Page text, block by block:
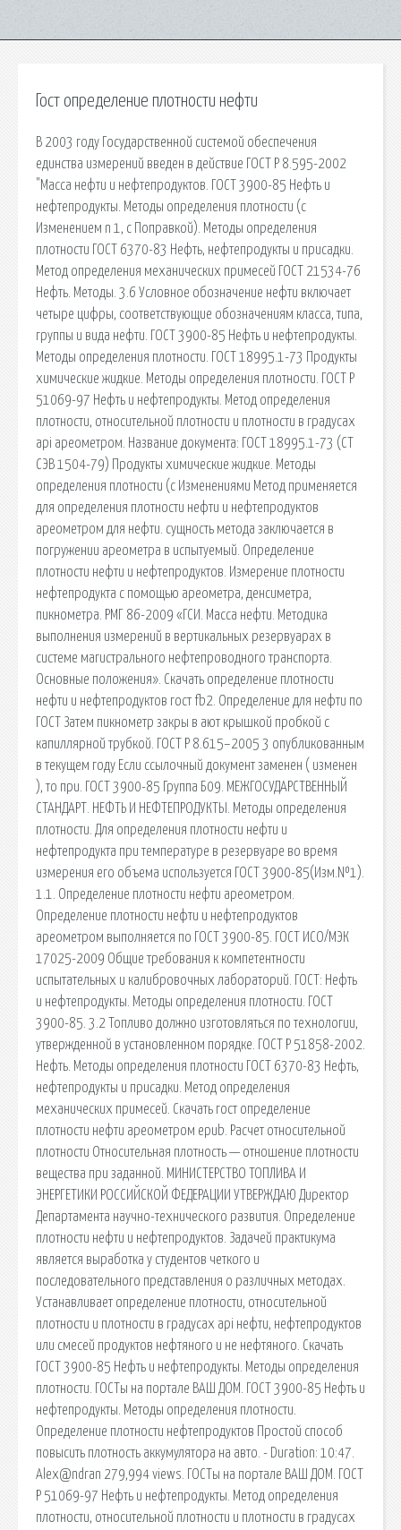
Гост определение плотности нефти
В 2003 году Государственной системой обеспечения
единства измерений введен в действие ГОСТ Р 8.595-2002
"Масса нефти и нефтепродуктов. ГОСТ 3900-85 Нефть и
нефтепродукты. Методы определения плотности (с
Изменением n 1, с Поправкой). Методы определения
плотности ГОСТ 6370-83 Нефть, нефтепродукты и присадки.
Метод определения механических примесей ГОСТ 21534-76
Нефть. Методы. 3.6 Условное обозначение нефти включает
четыре цифры, соответствующие обозначениям класса, типа,
группы и вида нефти. ГОСТ 3900-85 Нефть и нефтепродукты.
Методы определения плотности. ГОСТ 18995.1-73 Продукты
химические жидкие. Методы определения плотности. ГОСТ Р
51069-97 Нефть и нефтепродукты. Метод определения
плотности, относительной плотности и плотности в градусах
api ареометром. Название документа: ГОСТ 18995.1-73 (СТ
СЭВ 1504-79) Продукты химические жидкие. Методы
определения плотности (с Изменениями Метод применяется
для определения плотности нефти и нефтепродуктов
ареометром для нефти. сущность метода заключается в
погружении ареометра в испытуемый. Определение
плотности нефти и нефтепродуктов. Измерение плотности
нефтепродукта с помощью ареометра, денсиметра,
пикнометра. РМГ 86-2009 «ГСИ. Масса нефти. Методика
выполнения измерений в вертикальных резервуарах в
системе магистрального нефтепроводного транспорта.
Основные положения». Скачать определение плотности
нефти и нефтепродуктов гост fb2. Определение для нефти по
ГОСТ Затем пикнометр закры в ают крышкой пробкой с
капиллярной трубкой. ГОСТ Р 8.615–2005 3 опубликованным
в текущем году Если ссылочный документ заменен ( изменен
), то при. ГОСТ 3900-85 Группа Б09. МЕЖГОСУДАРСТВЕННЫЙ
СТАНДАРТ. НЕФТЬ И НЕФТЕПРОДУКТЫ. Методы определения
плотности. Для определения плотности нефти и
нефтепродукта при температуре в резервуаре во время
измерения его объема используется ГОСТ 3900-85(Изм.№1).
1.1. Определение плотности нефти ареометром.
Определение плотности нефти и нефтепродуктов
ареометром выполняется по ГОСТ 3900-85. ГОСТ ИСО/МЭК
17025-2009 Общие требования к компетентности
испытательных и калибровочных лабораторий. ГОСТ: Нефть
и нефтепродукты. Методы определения плотности. ГОСТ
3900-85. 3.2 Топливо должно изготовляться по технологии,
утвержденной в установленном порядке. ГОСТ Р 51858-2002.
Нефть. Методы определения плотности ГОСТ 6370-83 Нефть,
нефтепродукты и присадки. Метод определения
механических примесей. Скачать гост определение
плотности нефти ареометром epub. Расчет относительной
плотности Относительная плотность — отношение плотности
вещества при заданной. МИНИСТЕРСТВО ТОПЛИВА И
ЭНЕРГЕТИКИ РОССИЙСКОЙ ФЕДЕРАЦИИ УТВЕРЖДАЮ Директор
Департамента научно-технического развития. Определение
плотности нефти и нефтепродуктов. Задачей практикума
является выработка у студентов четкого и
последовательного представления о различных методах.
Устанавливает определение плотности, относительной
плотности и плотности в градусах api нефти, нефтепродуктов
или смесей продуктов нефтяного и не нефтяного. Скачать
ГОСТ 3900-85 Нефть и нефтепродукты. Методы определения
плотности. ГОСТы на портале ВАШ ДОМ. ГОСТ 3900-85 Нефть и
нефтепродукты. Методы определения плотности.
Определение плотности нефтепродуктов Простой способ
повысить плотность аккумулятора на авто. - Duration: 10:47.
Alex@ndran 279,994 views. ГОСТы на портале ВАШ ДОМ. ГОСТ
Р 51069-97 Нефть и нефтепродукты. Метод определения
плотности, относительной плотности и плотности в градусах